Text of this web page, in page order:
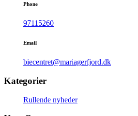
Phone
97115260
Email
biecentret@mariagerfjord.dk
Kategorier
Rullende nyheder